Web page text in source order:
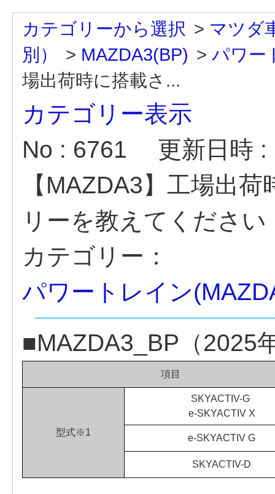
カテゴリーから選択 > マツダ
別）
> MAZDA3(BP) > パワー
場出荷時に搭載さ...
カテゴリー表示
No : 6761
更新日時
【MAZDA3】工場出
リーを教えてください
カテゴリー：
パワートレイン
■MAZDA3_BP（2025
項目
型式※1
SKYACTIV-G
e-SKYACTIV X
e-SKYACTIV G
SKYACTIV-D